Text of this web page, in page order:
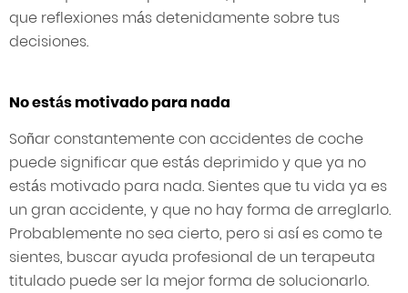
que reflexiones más detenidamente sobre tus
decisiones.
No estás motivado para nada
Soñar constantemente con accidentes de coche
puede significar que estás deprimido y que ya no
estás motivado para nada. Sientes que tu vida ya es
un gran accidente, y que no hay forma de arreglarlo.
Probablemente no sea cierto, pero si así es como te
sientes, buscar ayuda profesional de un terapeuta
titulado puede ser la mejor forma de solucionarlo.